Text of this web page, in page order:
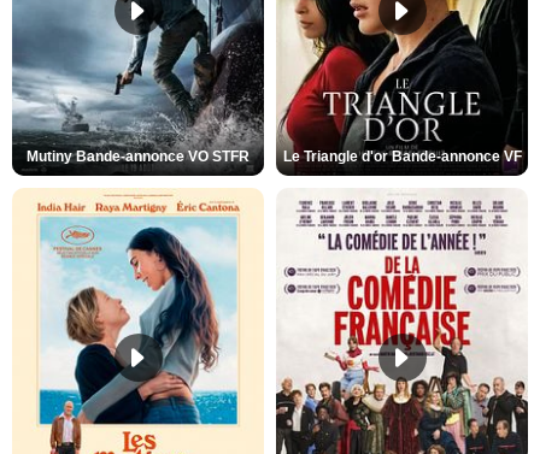
Mutiny Bande-annonce VO STFR Le Triangle d'or Bande-annonce VF